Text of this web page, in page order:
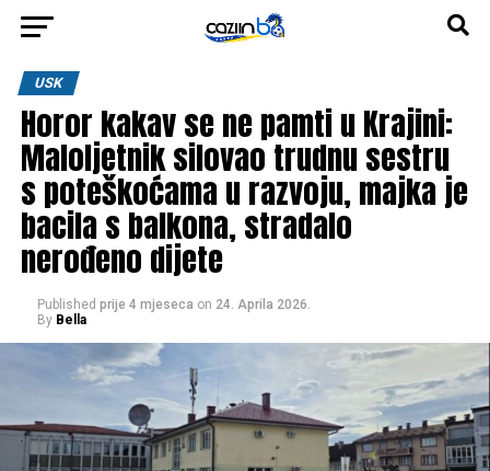
USK
Horor kakav se ne pamti u Krajini:
Maloljetnik silovao trudnu sestru
s poteškoćama u razvoju, majka je
bacila s balkona, stradalo
nerođeno dijete
Published prije 4 mjeseca on 24. Aprila 2026.
By Bella